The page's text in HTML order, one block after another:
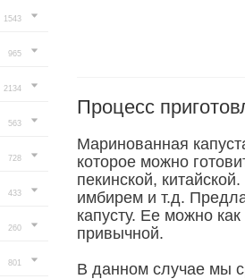
1543
965
2134
563
728
433
260
801
Процесс
Маринованная
которое можно
пекинской,
имбирем и т.д.
капусту. Ее можно
привычной.
В данном случае мы